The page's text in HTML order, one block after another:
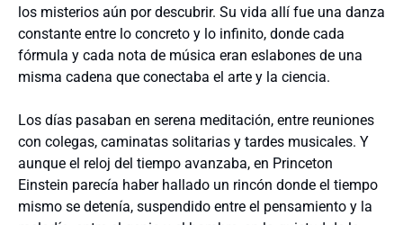
los misterios aún por descubrir. Su vida allí fue una danza
constante entre lo concreto y lo infinito, donde cada
fórmula y cada nota de música eran eslabones de una
misma cadena que conectaba el arte y la ciencia.
Los días pasaban en serena meditación, entre reuniones
con colegas, caminatas solitarias y tardes musicales. Y
aunque el reloj del tiempo avanzaba, en Princeton
Einstein parecía haber hallado un rincón donde el tiempo
mismo se detenía, suspendido entre el pensamiento y la